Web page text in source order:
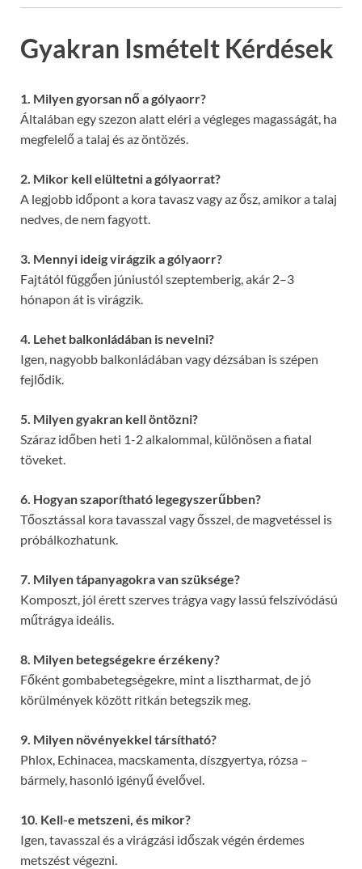
Gyakran Ismételt Kérdések
1. Milyen gyorsan nő a gólyaorr?
Általában egy szezon alatt eléri a végleges magasságát, ha
megfelelő a talaj és az öntözés.
2. Mikor kell elültetni a gólyaorrat?
A legjobb időpont a kora tavasz vagy az ősz, amikor a talaj
nedves, de nem fagyott.
3. Mennyi ideig virágzik a gólyaorr?
Fajtától függően júniustól szeptemberig, akár 2–3
hónapon át is virágzik.
4. Lehet balkonládában is nevelni?
Igen, nagyobb balkonládában vagy dézsában is szépen
fejlődik.
5. Milyen gyakran kell öntözni?
Száraz időben heti 1-2 alkalommal, különösen a fiatal
töveket.
6. Hogyan szaporítható legegyszerűbben?
Tőosztással kora tavasszal vagy ősszel, de magvetéssel is
próbálkozhatunk.
7. Milyen tápanyagokra van szüksége?
Komposzt, jól érett szerves trágya vagy lassú felszívódású
műtrágya ideális.
8. Milyen betegségekre érzékeny?
Főként gombabetegségekre, mint a lisztharmat, de jó
körülmények között ritkán betegszik meg.
9. Milyen növényekkel társítható?
Phlox, Echinacea, macskamenta, díszgyertya, rózsa –
bármely, hasonló igényű évelővel.
10. Kell-e metszeni, és mikor?
Igen, tavasszal és a virágzási időszak végén érdemes
metszést végezni.